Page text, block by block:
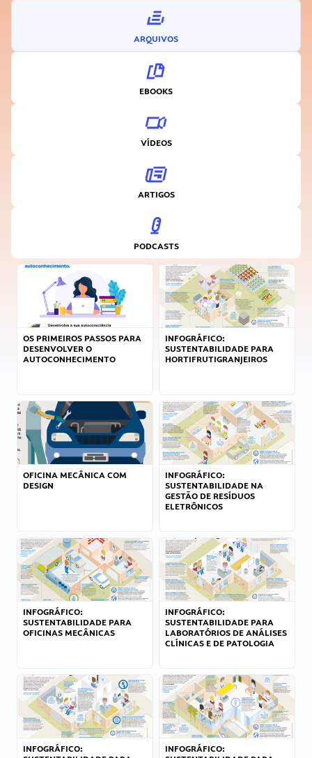
ARQUIVOS
EBOOKS
VÍDEOS
ARTIGOS
PODCASTS
OS PRIMEIROS PASSOS PARA
DESENVOLVER O
AUTOCONHECIMENTO
INFOGRÁFICO:
SUSTENTABILIDADE PARA
HORTIFRUTIGRANJEIROS
OFICINA MECÂNICA COM
DESIGN
INFOGRÁFICO:
SUSTENTABILIDADE NA
GESTÃO DE RESÍDUOS
ELETRÔNICOS
INFOGRÁFICO:
SUSTENTABILIDADE PARA
OFICINAS MECÂNICAS
INFOGRÁFICO:
SUSTENTABILIDADE PARA
LABORATÓRIOS DE ANÁLISES
CLÍNICAS E DE PATOLOGIA
INFOGRÁFICO:
INFOGRÁFICO: